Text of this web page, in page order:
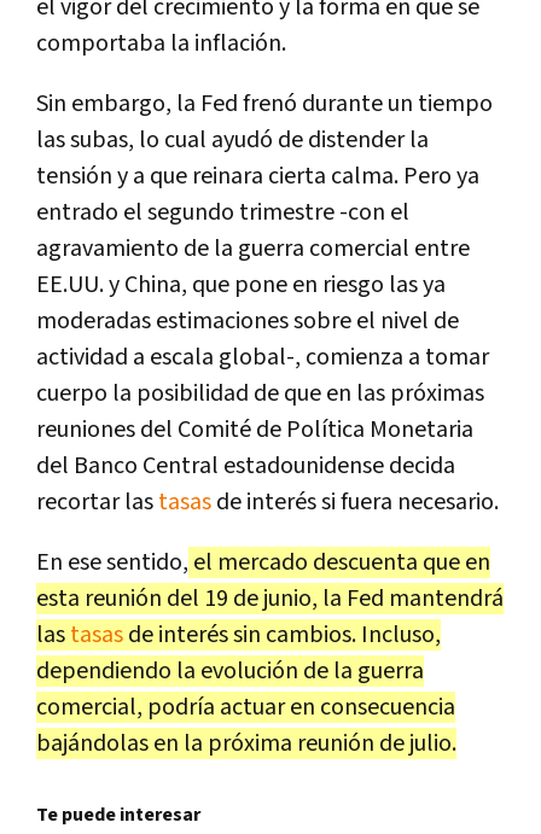
el vigor del crecimiento y la forma en que se
comportaba la inflación.
Sin embargo, la Fed frenó durante un tiempo
las subas, lo cual ayudó de distender la
tensión y a que reinara cierta calma. Pero ya
entrado el segundo trimestre -con el
agravamiento de la guerra comercial entre
EE.UU. y China, que pone en riesgo las ya
moderadas estimaciones sobre el nivel de
actividad a escala global-, comienza a tomar
cuerpo la posibilidad de que en las próximas
reuniones del Comité de Política Monetaria
del Banco Central estadounidense decida
recortar lastasasde interés si fuera necesario.
En ese sentido, el mercado descuenta que en
esta reunión del 19 de junio, la Fed mantendrá
lastasasde interés sin cambios. Incluso,
dependiendo la evolución de la guerra
comercial, podría actuar en consecuencia
bajándolas en la próxima reunión de julio.
Te puede interesar